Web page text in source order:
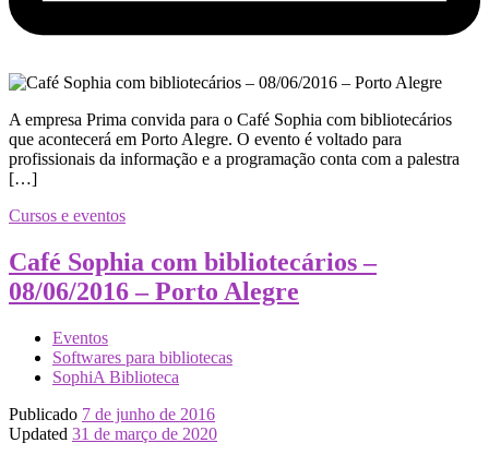
A empresa Prima convida para o Café Sophia com bibliotecários
que acontecerá em Porto Alegre. O evento é voltado para
profissionais da informação e a programação conta com a palestra
[…]
Cursos e eventos
Café Sophia com bibliotecários –
08/06/2016 – Porto Alegre
Eventos
Softwares para bibliotecas
SophiA Biblioteca
Publicado 7 de junho de 2016
Updated 31 de março de 2020